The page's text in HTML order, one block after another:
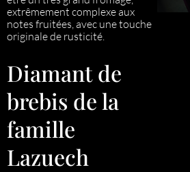
extrêmement complexe aux
notes fruitées, avec une touche
originale de rusticité.
Diamant de
brebis de la
famille
Lazuech